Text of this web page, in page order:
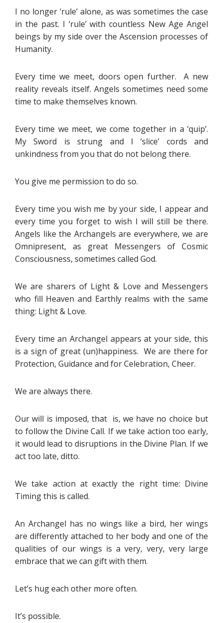
I no longer ‘rule’ alone, as was sometimes the case
in the past. I ‘rule’ with countless New Age Angel
beings by my side over the Ascension processes of
Humanity.
Every time we meet, doors open further. A new
reality reveals itself. Angels sometimes need some
time to make themselves known.
Every time we meet, we come together in a ‘quip’.
My Sword is strung and I ‘slice’ cords and
unkindness from you that do not belong there.
You give me permission to do so.
Every time you wish me by your side, I appear and
every time you forget to wish I will still be there.
Angels like the Archangels are everywhere, we are
Omnipresent, as great Messengers of Cosmic
Consciousness, sometimes called God.
We are sharers of Light & Love and Messengers
who fill Heaven and Earthly realms with the same
thing: Light & Love.
Every time an Archangel appears at your side, this
is a sign of great (un)happiness. We are there for
Protection, Guidance and for Celebration, Cheer.
We are always there.
Our will is imposed, that is, we have no choice but
to follow the Divine Call. If we take action too early,
it would lead to disruptions in the Divine Plan. If we
act too late, ditto.
We take action at exactly the right time: Divine
Timing this is called.
An Archangel has no wings like a bird, her wings
are differently attached to her body and one of the
qualities of our wings is a very, very, very large
embrace that we can gift with them.
Let’s hug each other more often.
It’s possible.